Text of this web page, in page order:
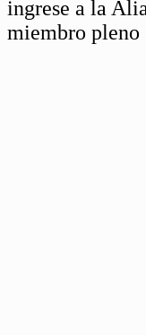
ingrese a la
miembro pleno